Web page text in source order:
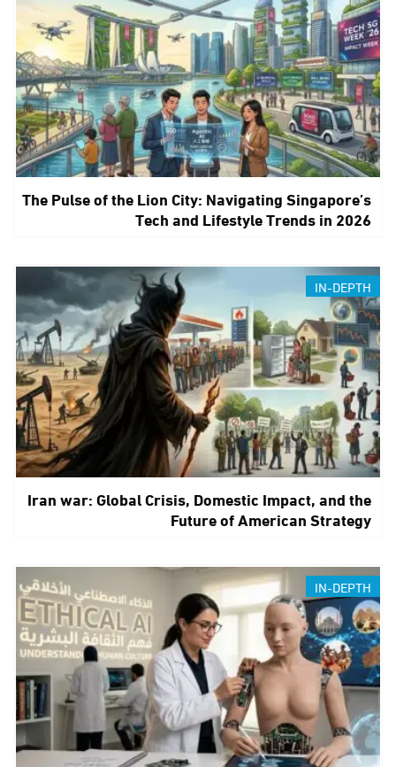
The Pulse of the Lion City: Navigating Singapore’s
Tech and Lifestyle Trends in 2026
IN-DEPTH
Iran war: Global Crisis, Domestic Impact, and the
Future of American Strategy
IN-DEPTH